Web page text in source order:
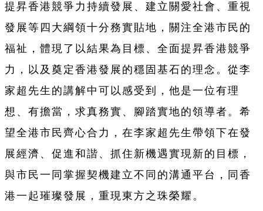
提昇香港競爭力持續發展、建立關愛社會、重視
發展等四大綱領十分務實貼地，關注全港市民的
福祉，體現了以結果為目標、全面提昇香港競爭
力，以及奠定香港發展的穩固基石的理念。從李
家超先生的講解中可以感受到，他是一位有理
想、有擔當，求真務實、腳踏實地的領導者。希
望全港市民齊心合力，在李家超先生帶領下在發
展經濟、促進和諧、抓住新機遇實現新的目標，
與市民一同掌握契機建立不同的溝通平台，同香
港一起璀璨發展，重現東方之珠榮耀。